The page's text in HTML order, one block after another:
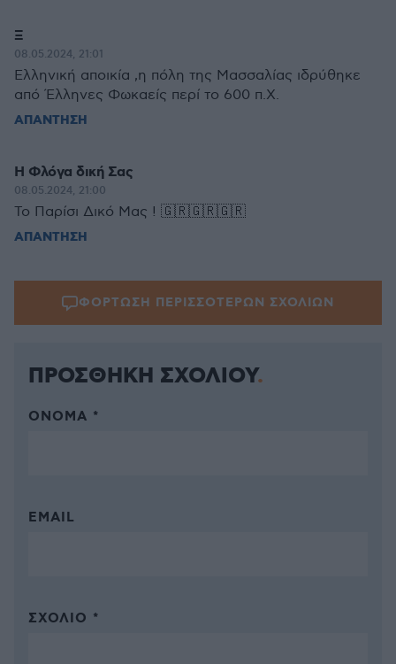
Ξ
08.05.2024, 21:01
Ελληνική αποικία ,η πόλη της Μασσαλίας ιδρύθηκε
από Έλληνες Φωκαείς περί το 600 π.Χ.
ΑΠΑΝΤΗΣΗ
Η Φλόγα δική Σας
08.05.2024, 21:00
Το Παρίσι Δικό Μας ! 🇬🇷🇬🇷🇬🇷
ΑΠΑΝΤΗΣΗ
ΦΟΡΤΩΣΗ ΠΕΡΙΣΣΟΤΕΡΩΝ ΣΧΟΛΙΩΝ
ΠΡΟΣΘΗΚΗ ΣΧΟΛΙΟΥ
ΌΝΟΜΑ *
EMAIL
ΣΧΌΛΙΟ *